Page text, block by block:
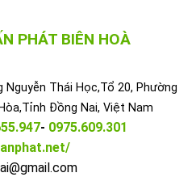
PHÁT BIÊN HOÀ
Thái Học,Tổ 20, Phường
Đồng Nai, Việt Nam
- 0975.609.301